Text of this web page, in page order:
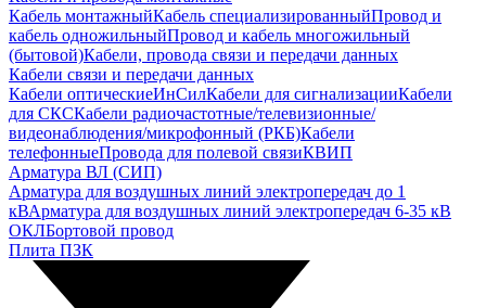
Кабель монтажныйКабель специализированныйПровод и
кабель одножильныйПровод и кабель многожильный
(бытовой)Кабели, провода связи и передачи данных
Кабели связи и передачи данных
Кабели оптическиеИнСилКабели для сигнализацииКабели
для СКСКабели радиочастотные/телевизионные/
видеонаблюдения/микрофонный (РКБ)Кабели
телефонныеПровода для полевой связиКВИП
Арматура ВЛ (СИП)
Арматура для воздушных линий электропередач до 1
кВАрматура для воздушных линий электропередач 6-35 кВ
ОКЛБортовой провод
Плита ПЗК